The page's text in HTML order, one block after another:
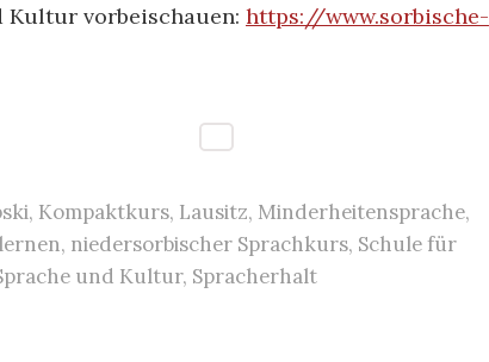
Kultur vorbeischauen: https://www.sorbische-
, Kompaktkurs, Lausitz, Minderheitensprache,
, niedersorbischer Sprachkurs, Schule für
und Kultur, Spracherhalt